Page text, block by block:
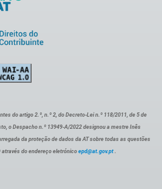
do artigo 2.º, n.º 2, do Decreto-Lei n.º 118/2011, de 5 de
o Despacho n.º 13949-A/2022 designou a mestre Inês
da proteção de dados da AT sobre todas as questões
do endereço eletrónico epd@at.gov.pt .